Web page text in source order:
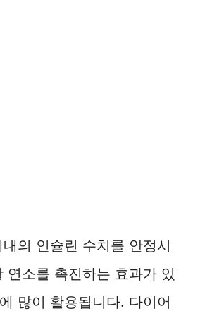
의 인슐린 수치를 안정시
연소를 촉진하는 효과가 있
많이 활용됩니다. 다이어